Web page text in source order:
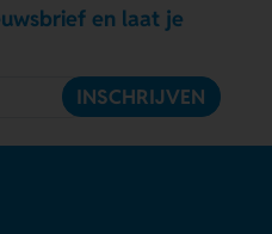
en laat je
INSCHRIJVEN